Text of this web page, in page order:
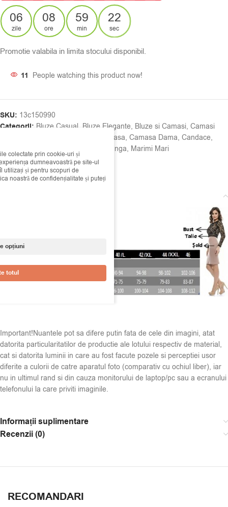
06
zile
08
ore
59
min
22
sec
Promotie valabila in limita stocului disponibil.
11 People watching this product now!
SKU: 13c150990
Categorii: Bluze Casual Bluze Elegante, Bluze si Camasi, Camasi
Camasa, Camasa Dama, Candace,
maneca lunga, Marimi Mari
Share:
Important!Nuantele pot sa difere putin fata de cele din imagini, atat
datorita particularitatilor de productie ale lotului respectiv de material,
cat si datorita luminii in care au fost facute pozele si perceptiei usor
diferite a culorii de catre aparatul foto (comparativ cu ochiul liber), iar
nu in ultimul rand si din cauza monitorului de laptop/pc sau a ecranului
telefonului la care priviti imaginile.
Informații suplimentare
Recenzii (0)
RECOMANDARI
colectate prin cookie-uri și
dumneavoastră pe site-ul
utilizați și pentru scopuri de
noastră de confidențialitate și puteți
opțiuni
totul